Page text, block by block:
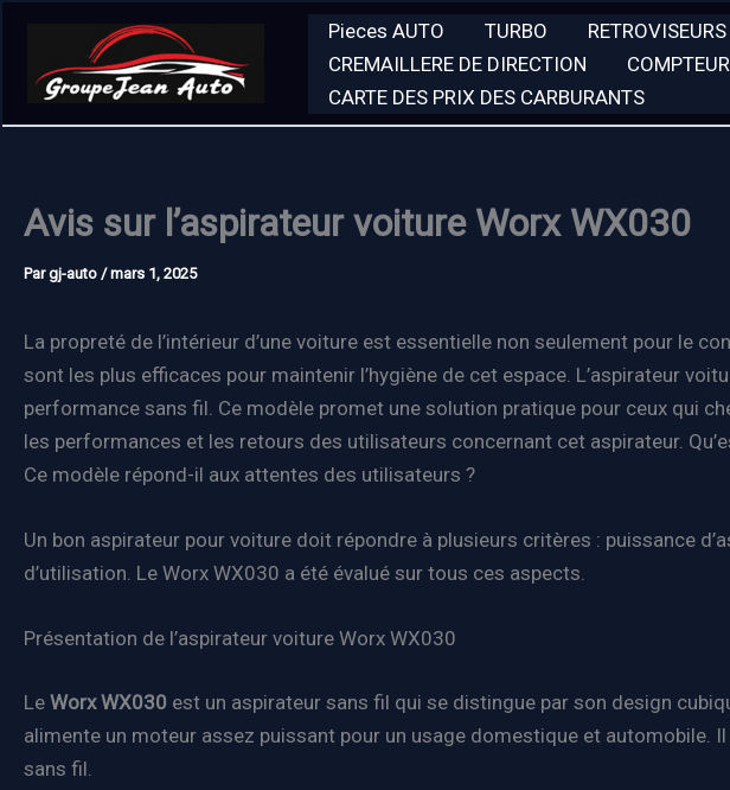
contenu
Pieces AUTO TURBO RETROVISEURS
CREMAILLERE DE DIRECTION
COMPTEUR
CARTE DES PRIX DES CARBURANTS
Avis sur l’aspirateur voiture Worx WX030
Pargj-auto /mars 1, 2025
La propreté de l’intérieur d’une voiture est essentielle non seulement pour le
sont les plus efficaces pour maintenir l’hygiène de cet espace. L’aspirateur
performance sans fil. Ce modèle promet une solution pratique pour ceux qui
les performances et les retours des utilisateurs concernant cet aspirateur.
Ce modèle répond-il aux attentes des utilisateurs ?
Un bon aspirateur pour voiture doit répondre à plusieurs critères : puissance
d’utilisation. Le Worx WX030 a été évalué sur tous ces aspects.
Présentation de l’aspirateur voiture Worx WX030
Le Worx WX030 est un aspirateur sans fil qui se distingue par son design
alimente un moteur assez puissant pour un usage domestique et
sans fil.